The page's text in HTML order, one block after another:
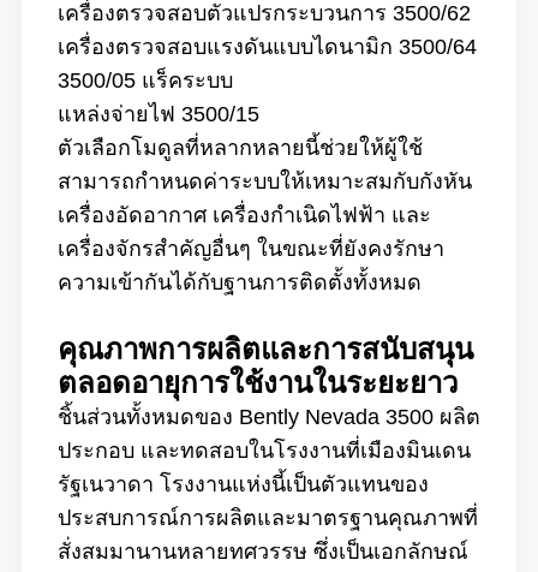
เครื่องตรวจสอบตัวแปรกระบวนการ 3500/62
เครื่องตรวจสอบแรงดันแบบไดนามิก 3500/64
3500/05 แร็คระบบ
แหล่งจ่ายไฟ 3500/15
ตัวเลือกโมดูลที่หลากหลายนี้ช่วยให้ผู้ใช้
สามารถกำหนดค่าระบบให้เหมาะสมกับกังหัน
เครื่องอัดอากาศ เครื่องกำเนิดไฟฟ้า และ
เครื่องจักรสำคัญอื่นๆ ในขณะที่ยังคงรักษา
ความเข้ากันได้กับฐานการติดตั้งทั้งหมด
คุณภาพการผลิตและการสนับสนุน
ตลอดอายุการใช้งานในระยะยาว
ชิ้นส่วนทั้งหมดของ Bently Nevada 3500 ผลิต
ประกอบ และทดสอบในโรงงานที่เมืองมินเดน
รัฐเนวาดา โรงงานแห่งนี้เป็นตัวแทนของ
ประสบการณ์การผลิตและมาตรฐานคุณภาพที่
สั่งสมมานานหลายทศวรรษ ซึ่งเป็นเอกลักษณ์